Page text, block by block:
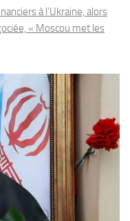
à l’Ukraine, alors
« Moscou met les